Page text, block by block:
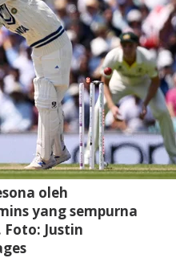
oleh
yang sempurna
Foto: Justin